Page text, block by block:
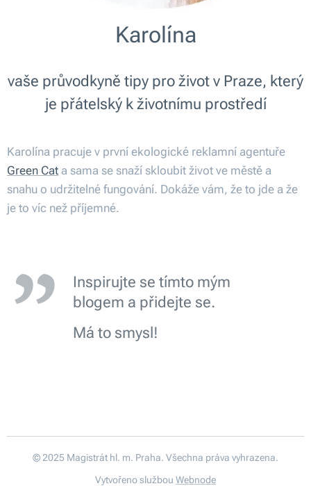
Karolína
vaše průvodkyně tipy pro život v Praze, který
je přátelský k životnímu prostředí
Karolína pracuje v první ekologické reklamní agentuře
Green Cat a sama se snaží skloubit život ve městě a
snahu o udržitelné fungování. Dokáže vám, že to jde a že
je to víc než příjemné.
Inspirujte se tímto mým
blogem a přidejte se.
Má to smysl!
© 2025 Magistrát hl. m. Praha. Všechna práva vyhrazena.
Vytvořeno službou Webnode